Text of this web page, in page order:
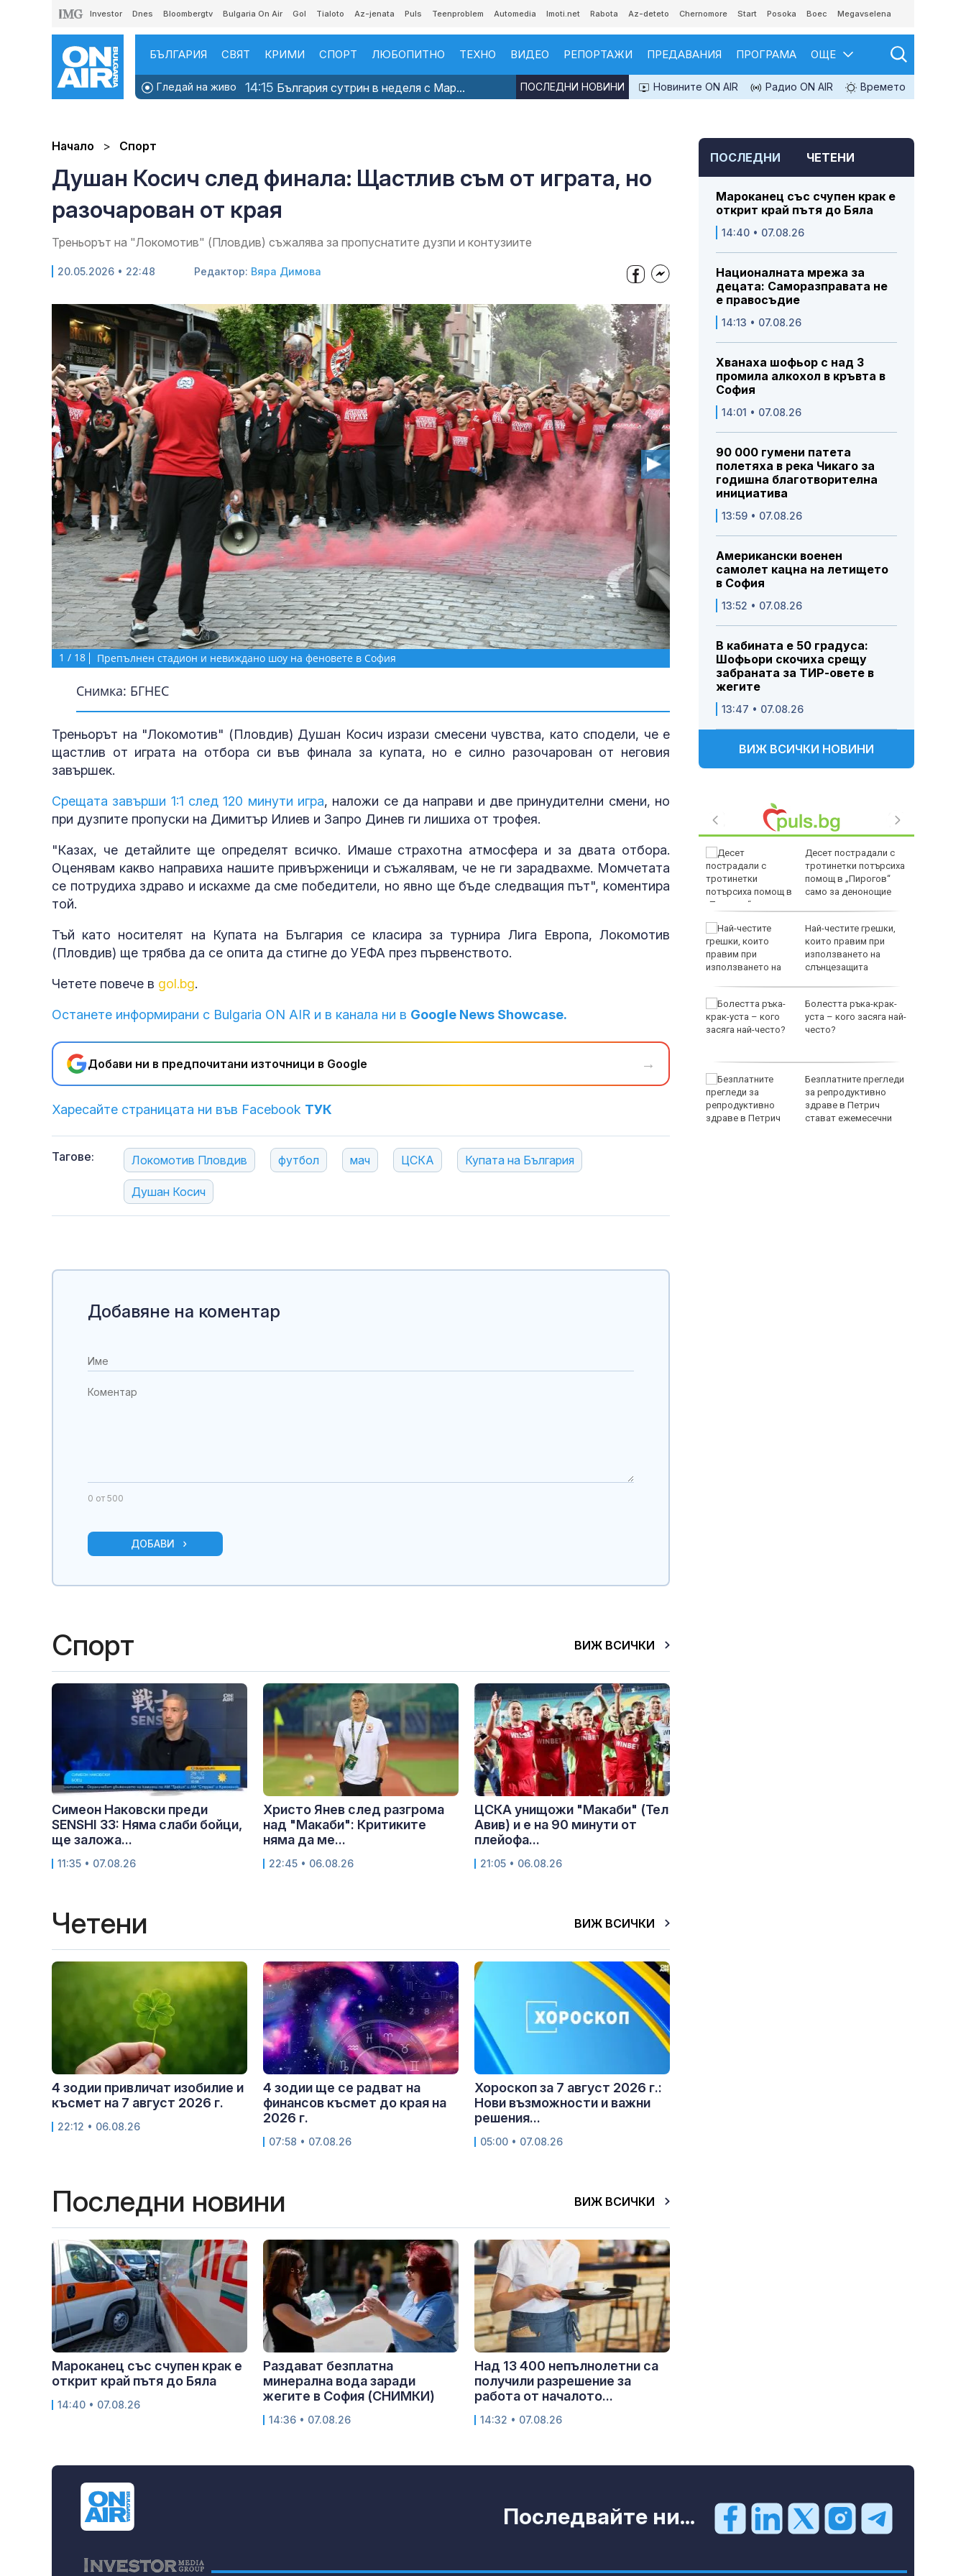
Investor Dnes Bloombergtv Bulgaria On Air Gol Tialoto Az-jenata Puls Teenproblem Automedia Imoti.net Rabota Az-deteto Chernomore Start Posoka Boec Megavselena
БЪЛГАРИЯ СВЯТ КРИМИ СПОРТ ЛЮБОПИТНО ТЕХНО ВИДЕО РЕПОРТАЖИ ПРЕДАВАНИЯ ПРОГРАМА ОЩЕ
Гледай на живо 14:15 България сутрин в неделя с Мар... Новините ON AIR Радио ON AIR Времето
ПОСЛЕДНИ НОВИНИ
Начало Спорт
Душан Косич след финала: Щастлив съм от играта, но
разочарован от края
Треньорът на "Локомотив" (Пловдив) съжалява за пропуснатите дузпи и контузиите
20.05.2026 • 22:48 Редактор: Вяра Димова
1 / 18 Препълнен стадион и невиждано шоу на феновете в София
Снимка: БГНЕС
Треньорът на "Локомотив" (Пловдив) Душан Косич изрази смесени чувства, като сподели, че е
щастлив от играта на отбора си във финала за купата, но е силно разочарован от неговия
завършек.
Срещата завърши 1:1 след 120 минути игра, наложи се да направи и две принудителни смени, но
при дузпите пропуски на Димитър Илиев и Запро Динев ги лишиха от трофея.
"Казах, че детайлите ще определят всичко. Имаше страхотна атмосфера и за двата отбора.
Оценявам какво направиха нашите привърженици и съжалявам, че не ги зарадвахме. Момчетата
се потрудиха здраво и искахме да сме победители, но явно ще бъде следващия път", коментира
той.
Тъй като носителят на Купата на България се класира за турнира Лига Европа, Локомотив
(Пловдив) ще трябва да се опита да стигне до УЕФА през първенството.
Четете повече в gol.bg.
Останете информирани с Bulgaria ON AIR и в канала ни в Google News Showcase.
Добави ни в предпочитани източници в Google →
Харесайте страницата ни във Facebook ТУК
Тагове: Локомотив Пловдив футбол мач ЦСКА Купата на България
Душан Косич
ПОСЛЕДНИ ЧЕТЕНИ
Мароканец със счупен крак е
открит край пътя до Бяла
14:40 • 07.08.26
Националната мрежа за
децата: Саморазправата не
е правосъдие
14:13 • 07.08.26
Хванаха шофьор с над 3
промила алкохол в кръвта в
София
14:01 • 07.08.26
90 000 гумени патета
полетяха в река Чикаго за
годишна благотворителна
инициатива
13:59 • 07.08.26
Американски военен
самолет кацна на летището
в София
13:52 • 07.08.26
В кабината е 50 градуса:
Шофьори скочиха срещу
забраната за ТИР-овете в
жегите
13:47 • 07.08.26
ВИЖ ВСИЧКИ НОВИНИ
Шофьори на камиони
проплакаха: В
кабината е 50 градуса
Антимигрантски
протести в Англия,
Десет пострадали с
тротинетки потърсиха
помощ в „Пирогов“
само за денонощие
Най-честите грешки,
които правим при
използването на
слънцезащита
Болестта ръка-крак-
уста – кого засяга най-
често?
Безплатните прегледи
за репродуктивно
здраве в Петрич
стават ежемесечни
Добавяне на коментар
0 от 500
ДОБАВИ
Спорт ВИЖ ВСИЧКИ
Симеон Наковски преди
SENSHI 33: Няма слаби бойци,
ще заложа...
11:35 • 07.08.26
Христо Янев след разгрома
над "Макаби": Критиките
няма да ме...
22:45 • 06.08.26
ЦСКА унищожи "Макаби" (Тел
Авив) и е на 90 минути от
плейофа...
21:05 • 06.08.26
Четени ВИЖ ВСИЧКИ
4 зодии привличат изобилие и
късмет на 7 август 2026 г.
22:12 • 06.08.26
4 зодии ще се радват на
финансов късмет до края на
2026 г.
07:58 • 07.08.26
Хороскоп за 7 август 2026 г.:
Нови възможности и важни
решения...
05:00 • 07.08.26
Последни новини ВИЖ ВСИЧКИ
Мароканец със счупен крак е
открит край пътя до Бяла
14:40 • 07.08.26
Раздават безплатна
минерална вода заради
жегите в София (СНИМКИ)
14:36 • 07.08.26
Над 13 400 непълнолетни са
получили разрешение за
работа от началото...
14:32 • 07.08.26
Последвайте ни...